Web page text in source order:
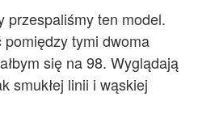
przespaliśmy ten model.
pomiędzy tymi dwoma
się na 98. Wyglądają
smukłej linii i wąskiej